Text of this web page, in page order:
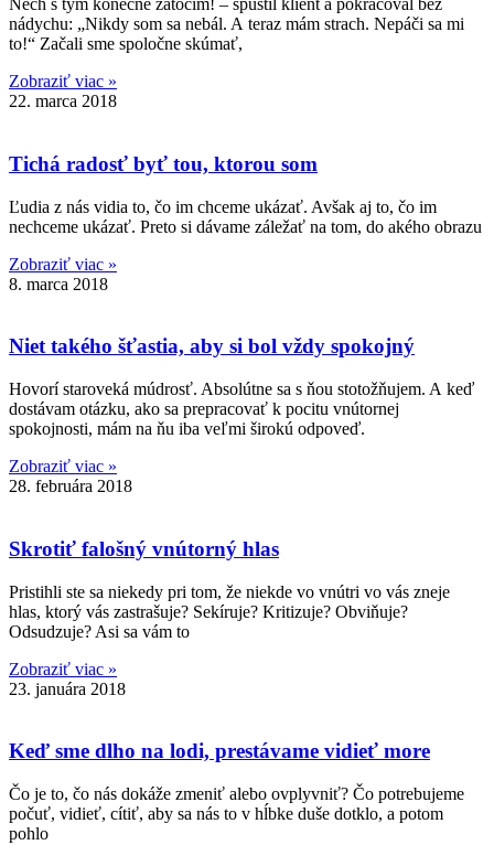
Nech s tým konečne zatočím! – spustil klient a pokračoval bez
nádychu: „Nikdy som sa nebál. A teraz mám strach. Nepáči sa mi
to!“ Začali sme spoločne skúmať,
Zobraziť viac »
22. marca 2018
Tichá radosť byť tou, ktorou som
Ľudia z nás vidia to, čo im chceme ukázať. Avšak aj to, čo im
nechceme ukázať. Preto si dávame záležať na tom, do akého obrazu
Zobraziť viac »
8. marca 2018
Niet takého šťastia, aby si bol vždy spokojný
Hovorí staroveká múdrosť. Absolútne sa s ňou stotožňujem. A keď
dostávam otázku, ako sa prepracovať k pocitu vnútornej
spokojnosti, mám na ňu iba veľmi širokú odpoveď.
Zobraziť viac »
28. februára 2018
Skrotiť falošný vnútorný hlas
Pristihli ste sa niekedy pri tom, že niekde vo vnútri vo vás zneje
hlas, ktorý vás zastrašuje? Sekíruje? Kritizuje? Obviňuje?
Odsudzuje? Asi sa vám to
Zobraziť viac »
23. januára 2018
Keď sme dlho na lodi, prestávame vidieť more
Čo je to, čo nás dokáže zmeniť alebo ovplyvniť? Čo potrebujeme
počuť, vidieť, cítiť, aby sa nás to v hĺbke duše dotklo, a potom
pohlo